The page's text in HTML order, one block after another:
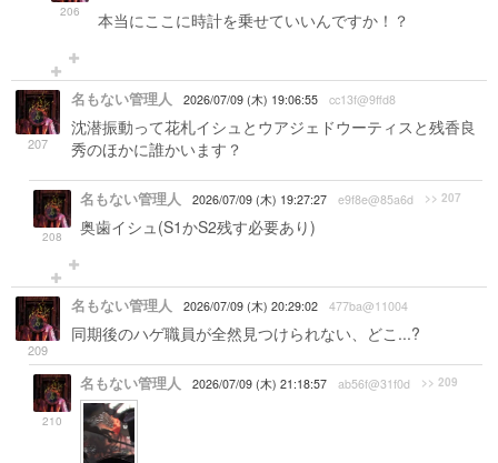
206 本当にここに時計を乗せていいんですか！？
207
名もない管理人 2026/07/09 (木) 19:06:55 cc13f@9ffd8
沈潜振動って花札イシュとウアジェドウーティスと残香良
秀のほかに誰かいます？
208
名もない管理人 2026/07/09 (木) 19:27:27 e9f8e@85a6d >> 207
奥歯イシュ(S1かS2残す必要あり)
209
名もない管理人 2026/07/09 (木) 20:29:02 477ba@11004
同期後のハゲ職員が全然見つけられない、どこ...?
210
名もない管理人 2026/07/09 (木) 21:18:57 ab56f@31f0d >> 209